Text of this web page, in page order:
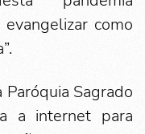
como
Sagrado
a internet para